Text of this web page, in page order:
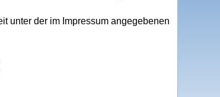
unter der im Impressum angegebenen